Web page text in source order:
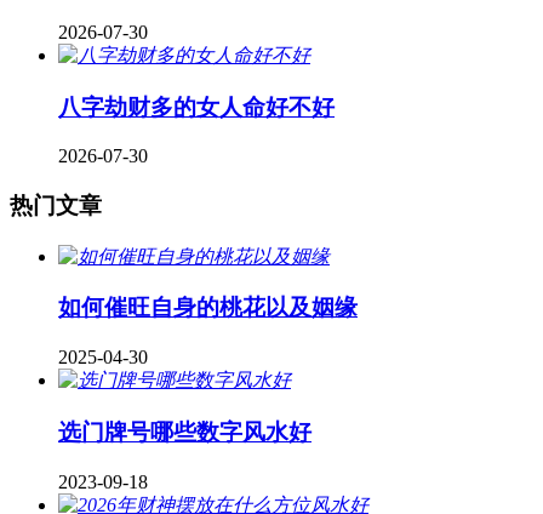
2026-07-30
八字劫财多的女人命好不好
2026-07-30
热门文章
如何催旺自身的桃花以及姻缘
2025-04-30
​选门牌号哪些数字风水好
2023-09-18